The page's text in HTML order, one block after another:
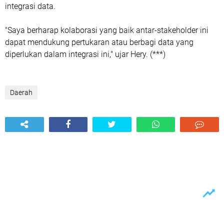
integrasi data.
"Saya berharap kolaborasi yang baik antar-stakeholder ini
dapat mendukung pertukaran atau berbagi data yang
diperlukan dalam integrasi ini," ujar Hery. (***)
Daerah